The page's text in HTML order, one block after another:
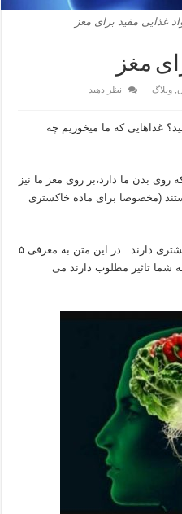
مغز
,وبلاگ
نظر دهید
غذاهایی که ما میخوریم چه
روی بدن ما دارد،بر روی مغز ما نیز
(مخصوصا برای ماده خاکستری
برخی از غذاها برای مغز شما فواید بیشتری دارند . در این متن به معرفی ۵
شما تاثیر مطلوب دارند می